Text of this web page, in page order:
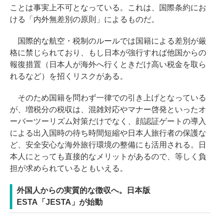
ことは事実上不可となっている。これは、国際条約にお
ける「内外無差別の原則」によるものだ。
国際的な航空・税制のルールでは国籍による差別が厳
格に禁じられており、もし日本が強行すれば他国からの
報復措置（日本人が海外へ行くときだけ高い税金を取ら
れるなど）を招くリスクがある。
そのため国籍を問わず一律での引き上げとなっている
が、増税分の税収は、混雑対応やマナー啓発といったオ
ーバーツーリズム対策だけでなく、顔認証ゲートの導入
による出入国時の待ち時間短縮や日本人旅行者の保護な
ど、安全安心な海外旅行環境の整備にも活用される。日
本人にとっても直接的なメリットがあるので、等しく負
担が求められているともいえる。
外国人からの実質的な徴収へ。日本版
ESTA「JESTA」が始動